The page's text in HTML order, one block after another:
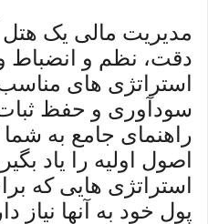
مدیریت مالی یک هتل
دقت، نظم و انضباط و
استراتژی های
سودآوری و حفظ
راهنمای جامع به
اصول اولیه را یاد
استراتژی هایی که
پول خود به آنها نیاز